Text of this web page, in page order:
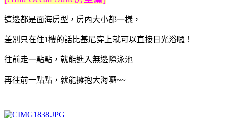
這邊都是面海房型，房內大小都一樣，
差別只在住1樓的話比基尼穿上就可以直接日光浴囉！
往前走一點點，就能進入無邊際泳池
再往前一點點，就能擁抱大海囉~~